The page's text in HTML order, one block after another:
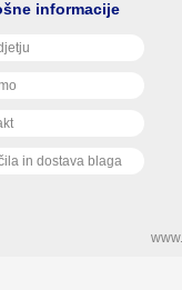
informacije
in dostava blaga